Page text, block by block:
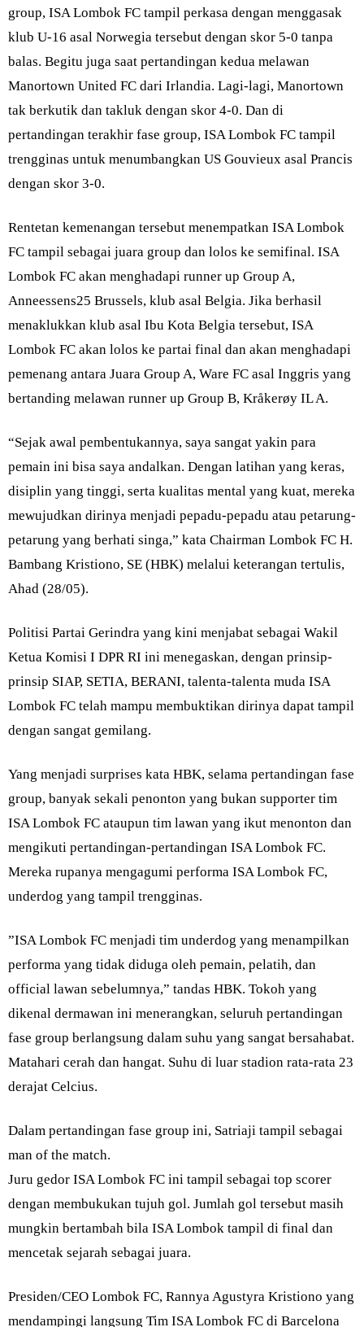
group, ISA Lombok FC tampil perkasa dengan menggasak
klub U-16 asal Norwegia tersebut dengan skor 5-0 tanpa
balas. Begitu juga saat pertandingan kedua melawan
Manortown United FC dari Irlandia. Lagi-lagi, Manortown
tak berkutik dan takluk dengan skor 4-0. Dan di
pertandingan terakhir fase group, ISA Lombok FC tampil
trengginas untuk menumbangkan US Gouvieux asal Prancis
dengan skor 3-0.
Rentetan kemenangan tersebut menempatkan ISA Lombok
FC tampil sebagai juara group dan lolos ke semifinal. ISA
Lombok FC akan menghadapi runner up Group A,
Anneessens25 Brussels, klub asal Belgia. Jika berhasil
menaklukkan klub asal Ibu Kota Belgia tersebut, ISA
Lombok FC akan lolos ke partai final dan akan menghadapi
pemenang antara Juara Group A, Ware FC asal Inggris yang
bertanding melawan runner up Group B, Kråkerøy IL A.
“Sejak awal pembentukannya, saya sangat yakin para
pemain ini bisa saya andalkan. Dengan latihan yang keras,
disiplin yang tinggi, serta kualitas mental yang kuat, mereka
mewujudkan dirinya menjadi pepadu-pepadu atau petarung-
petarung yang berhati singa,” kata Chairman Lombok FC H.
Bambang Kristiono, SE (HBK) melalui keterangan tertulis,
Ahad (28/05).
Politisi Partai Gerindra yang kini menjabat sebagai Wakil
Ketua Komisi I DPR RI ini menegaskan, dengan prinsip-
prinsip SIAP, SETIA, BERANI, talenta-talenta muda ISA
Lombok FC telah mampu membuktikan dirinya dapat tampil
dengan sangat gemilang.
Yang menjadi surprises kata HBK, selama pertandingan fase
group, banyak sekali penonton yang bukan supporter tim
ISA Lombok FC ataupun tim lawan yang ikut menonton dan
mengikuti pertandingan-pertandingan ISA Lombok FC.
Mereka rupanya mengagumi performa ISA Lombok FC,
underdog yang tampil trengginas.
”ISA Lombok FC menjadi tim underdog yang menampilkan
performa yang tidak diduga oleh pemain, pelatih, dan
official lawan sebelumnya,” tandas HBK. Tokoh yang
dikenal dermawan ini menerangkan, seluruh pertandingan
fase group berlangsung dalam suhu yang sangat bersahabat.
Matahari cerah dan hangat. Suhu di luar stadion rata-rata 23
derajat Celcius.
Dalam pertandingan fase group ini, Satriaji tampil sebagai
man of the match.
Juru gedor ISA Lombok FC ini tampil sebagai top scorer
dengan membukukan tujuh gol. Jumlah gol tersebut masih
mungkin bertambah bila ISA Lombok tampil di final dan
mencetak sejarah sebagai juara.
Presiden/CEO Lombok FC, Rannya Agustyra Kristiono yang
mendampingi langsung Tim ISA Lombok FC di Barcelona